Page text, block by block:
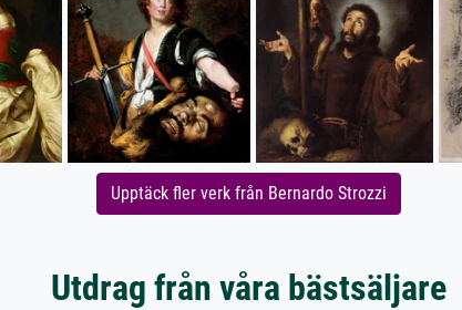
Upptäck fler verk från Bernardo Strozzi
Utdrag från våra bästsäljare